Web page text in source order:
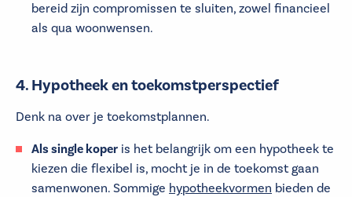
bereid zijn compromissen te sluiten, zowel financieel
als qua woonwensen.
4. Hypotheek en toekomstperspectief
Denk na over je toekomstplannen.
Als single koper is het belangrijk om een hypotheek te
kiezen die flexibel is, mocht je in de toekomst gaan
samenwonen. Sommige hypotheekvormen bieden de